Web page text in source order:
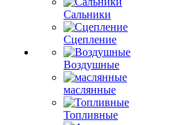
Сальники
Сцепление
Воздушные
маслянные
Топливные